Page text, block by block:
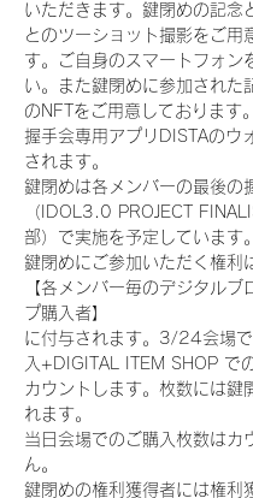
いただきます。鍵閉めの記念
とのツーショット撮影をご用
す。ご自身のスマートフォン
い。また鍵閉めに参加された
のNFTをご用意しております
握手会専用アプリDISTAのウ
されます。
鍵閉めは各メンバーの最後の
（IDOL3.0 PROJECT
部）で実施を予定しています。
鍵閉めにご参加いただく権利
【各メンバー毎のデジタルブ
プ購入者】
に付与されます。3/24会場
入+DIGITAL ITEM SHOP で
カウントします。枚数には鍵
れます。
当日会場でのご購入枚数はカ
ん。
鍵閉めの権利獲得者には権利